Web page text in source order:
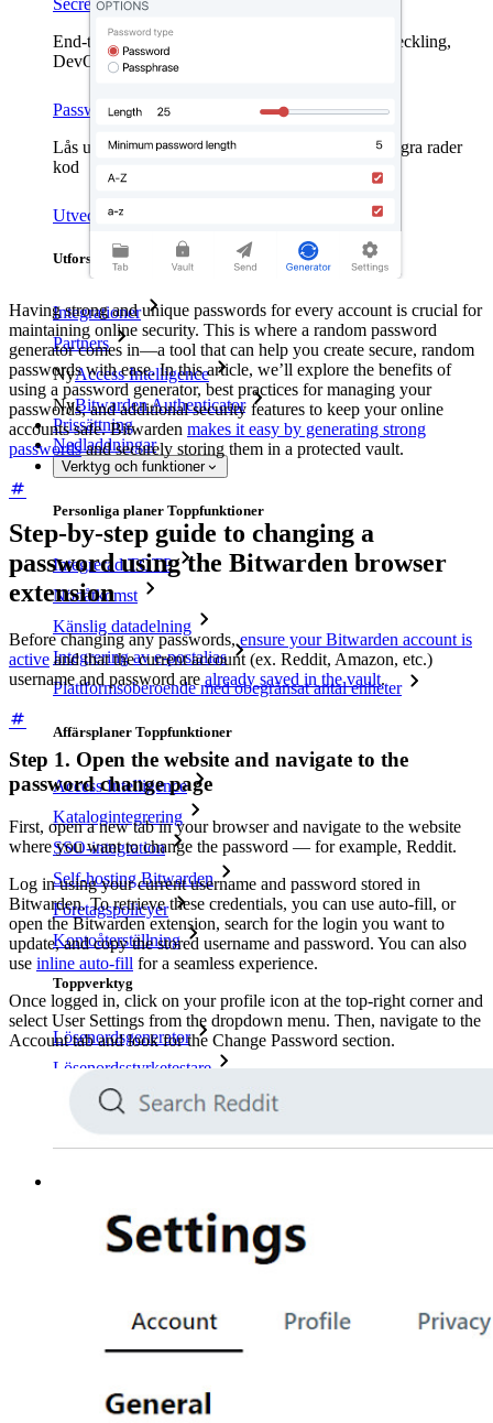
End-to-end krypterad hemlighetshantering för utveckling,
DevOps och IT-team.
Passwordless.dev och lösenord
Lås upp lösenordsfunktioner och mer med bara några rader
kod
Utvecklardokumentation
Utforska mer
Integrationer
Partners
NyAccess Intelligence
NyBitwarden Authenticator
Prissättning
Nedladdningar
Verktyg och funktioner
Personliga planer Toppfunktioner
Integrerad TOTP
Nödåtkomst
Känslig datadelning
Integrering av e-postalias
Plattformsoberoende med obegränsat antal enheter
Affärsplaner Toppfunktioner
Access Intelligence
Katalogintegrering
SSO-integration
Self-hosting Bitwarden
Företagspolicyer
Kontoåterställning
Toppverktyg
Lösenordsgenerator
Lösenordsstyrketestare
Lösenfrasgenerator
Användarnamnsgenerator
Resursbibliotek
Jämförelse
Having strong and unique passwords for every account is crucial for
maintaining online security. This is where a random password
generator comes in—a tool that can help you create secure, random
passwords with ease. In this article, we’ll explore the benefits of
using a password generator, best practices for managing your
passwords, and additional security features to keep your online
accounts safe. Bitwarden makes it easy by generating strong
passwordsand securely storing them in a protected vault.
Step-by-step guide to changing a
password using the Bitwarden browser
extension
Before changing any passwords,ensure your Bitwarden account is
activeand that the current account (ex. Reddit, Amazon, etc.)
username and password are already saved in the vault.
Step 1. Open the website and navigate to the
password change page
First, open a new tab in your browser and navigate to the website
where you want to change the password — for example, Reddit.
Log in using your current username and password stored in
Bitwarden. To retrieve these credentials, you can use auto-fill, or
open the Bitwarden extension, search for the login you want to
update, and copy the stored username and password. You can also
use inline auto-fill for a seamless experience.
Once logged in, click on your profile icon at the top-right corner and
select User Settings from the dropdown menu. Then, navigate to the
Account tab and look for the Change Password section.